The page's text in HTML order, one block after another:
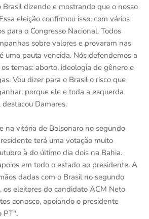
Brasil dizendo e mostrando que o nosso
eleição confirmou isso, com vários
para o Congresso Nacional. Todos
sobre valores e provaram nas
uma pauta vencida. Nós defendemos a
temas: aborto, ideologia de gênero e
Vou dizer para o Brasil o risco que
porque ele e toda a esquerda
Damares.
na vitória de Bolsonaro no segundo
terá uma votação muito
à do último dia dois na Bahia.
em todo o estado ao presidente. A
dadas com o Brasil no segundo
os eleitores do candidato ACM Neto
conosco, apoiando o presidente
PT".